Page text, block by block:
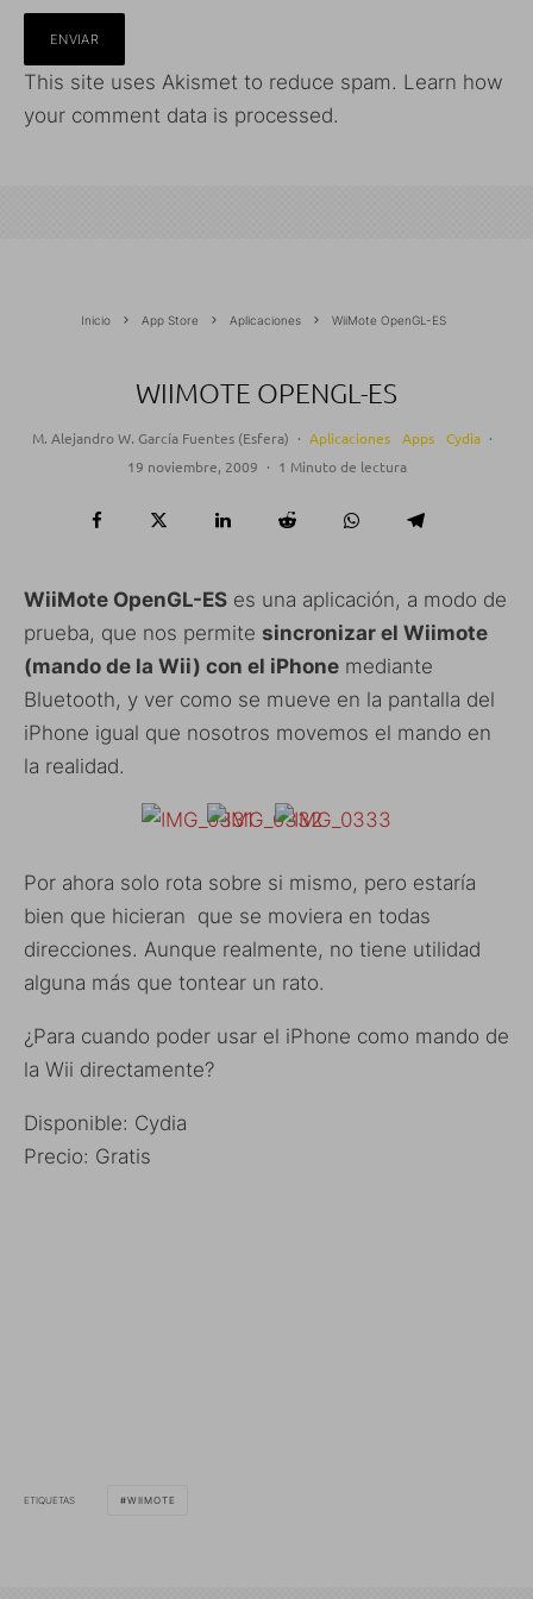
This site uses Akismet to reduce spam. Learn how
your comment data is processed.
Inicio App Store Aplicaciones WiiMote OpenGL-ES
WIIMOTE OPENGL-ES
M. Alejandro W. García Fuentes (Esfera) · Aplicaciones Apps Cydia ·
19 noviembre, 2009 · 1 Minuto de lectura
WiiMote OpenGL-ES es una aplicación, a modo de
prueba, que nos permite sincronizar el Wiimote
(mando de la Wii) con el iPhone mediante
Bluetooth, y ver como se mueve en la pantalla del
iPhone igual que nosotros movemos el mando en
la realidad.
Por ahora solo rota sobre si mismo, pero estaría
bien que hicieran que se moviera en todas
direcciones. Aunque realmente, no tiene utilidad
alguna más que tontear un rato.
¿Para cuando poder usar el iPhone como mando de
la Wii directamente?
Disponible: Cydia
Precio: Gratis
ETIQUETAS WIIMOTE